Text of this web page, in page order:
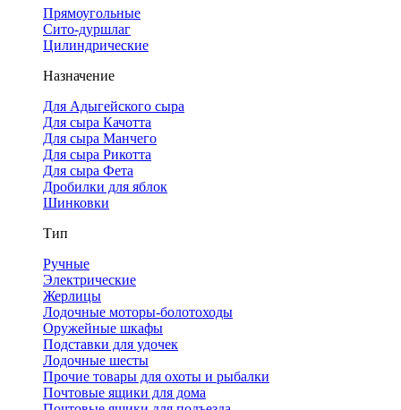
Прямоугольные
Сито-дуршлаг
Цилиндрические
Назначение
Для Адыгейского сыра
Для сыра Качотта
Для сыра Манчего
Для сыра Рикотта
Для сыра Фета
Дробилки для яблок
Шинковки
Тип
Ручные
Электрические
Жерлицы
Лодочные моторы-болотоходы
Оружейные шкафы
Подставки для удочек
Лодочные шесты
Прочие товары для охоты и рыбалки
Почтовые ящики для дома